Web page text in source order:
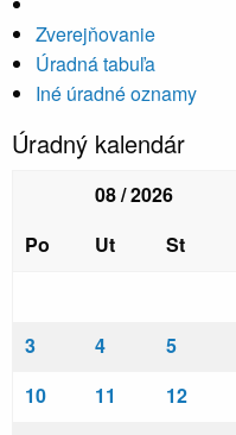
Zverejňovanie
Úradná tabuľa
Iné úradné oznamy
Úradný kalendár
08 / 2026
Po
Ut St
3
4 5
10
11 12